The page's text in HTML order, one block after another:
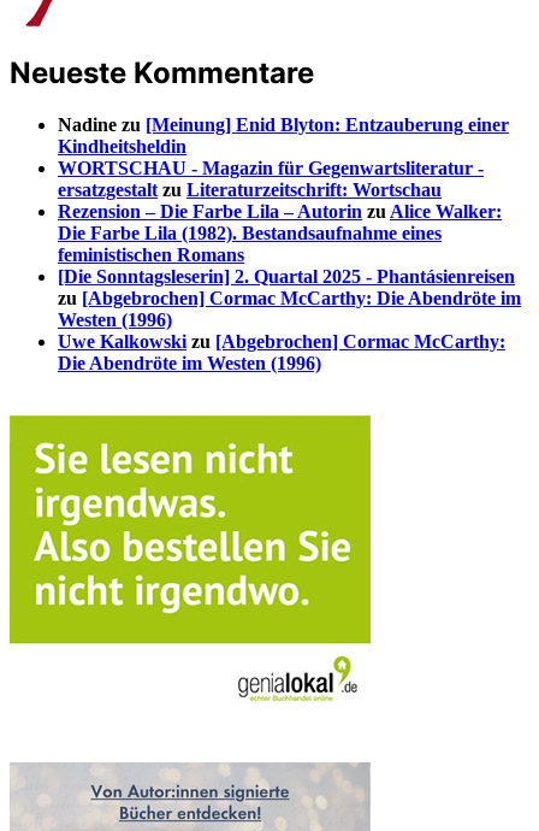
Neueste Kommentare
Nadine zu [Meinung] Enid Blyton: Entzauberung einer
Kindheitsheldin
WORTSCHAU - Magazin für Gegenwartsliteratur -
ersatzgestalt zu Literaturzeitschrift: Wortschau
Rezension – Die Farbe Lila – Autorin zu Alice Walker:
Die Farbe Lila (1982). Bestandsaufnahme eines
feministischen Romans
[Die Sonntagsleserin] 2. Quartal 2025 - Phantásienreisen
zu [Abgebrochen] Cormac McCarthy: Die Abendröte im
Westen (1996)
Uwe Kalkowski zu [Abgebrochen] Cormac McCarthy:
Die Abendröte im Westen (1996)